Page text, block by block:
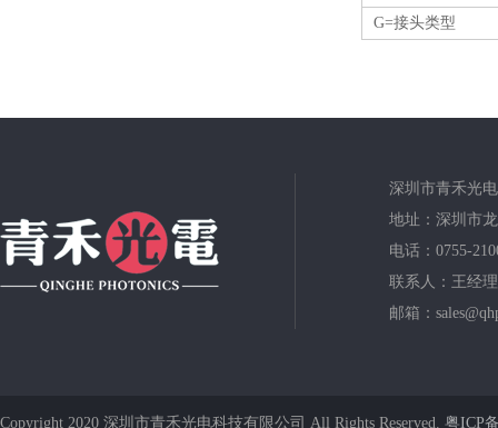
G=接头类型
深圳市青禾光
地址：深圳市
电话：0755-
联系人：王经理
邮箱：
Copyright 2020 深圳市青禾光电科技有限公司 All Rights Reserved. 粤ICP